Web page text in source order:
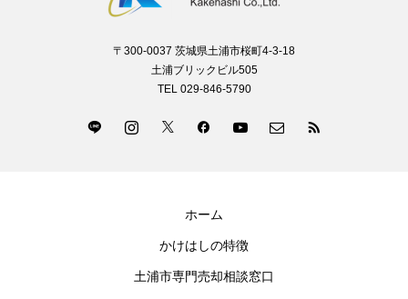
〒300-0037 茨城県土浦市桜町4-3-18
土浦ブリックビル505
TEL 029-846-5790
ホーム
かけはしの特徴
土浦市専門売却相談窓口